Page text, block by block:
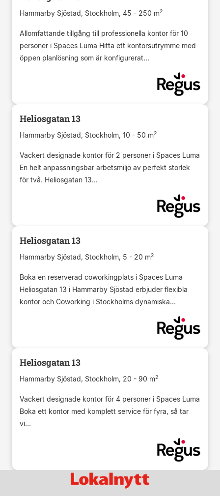
Hammarby Sjöstad, Stockholm, 45 - 250 m2
Allomfattande tillgång till professionella kontor för 10
personer i Spaces Luma Hitta ett kontorsutrymme med
öppen planlösning som är konfigurerat...
Heliosgatan 13
Hammarby Sjöstad, Stockholm, 10 - 50 m2
Vackert designade kontor för 2 personer i Spaces Luma
En helt anpassningsbar arbetsmiljö av perfekt storlek
för två. Heliosgatan 13...
Heliosgatan 13
Hammarby Sjöstad, Stockholm, 5 - 20 m2
Boka en reserverad coworkingplats i Spaces Luma
Heliosgatan 13 i Hammarby Sjöstad erbjuder flexibla
kontor och Coworking i Stockholms dynamiska...
Heliosgatan 13
Hammarby Sjöstad, Stockholm, 20 - 90 m2
Vackert designade kontor för 4 personer i Spaces Luma
Boka ett kontor med komplett service för fyra, så tar
vi...